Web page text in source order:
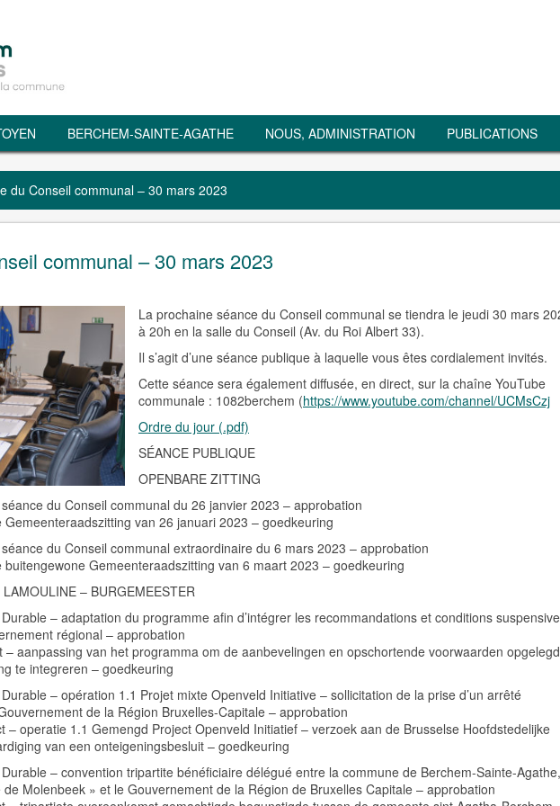
BERCHEM-SAINTE-AGATHE NOUS, ADMINISTRATION PUBLICATIONS
du Conseil communal – 30 mars 2023
communal – 30 mars 2023
La prochaine séance du Conseil communal se tiendra le jeudi 30 mars
à 20h en la salle du Conseil (Av. du Roi Albert 33).
Il s’agit d’une séance publique à laquelle vous êtes cordialement invités.
Cette séance sera également diffusée, en direct, sur la chaîne YouTube
communale : 1082berchem (https://www.youtube.com/channel/UCMsCzj
Ordre du jour (.pdf)
SÉANCE PUBLIQUE
OPENBARE ZITTING
du Conseil communal du 26 janvier 2023 – approbation
Gemeenteraadszitting van 26 januari 2023 – goedkeuring
du Conseil communal extraordinaire du 6 mars 2023 – approbation
buitengewone Gemeenteraadszitting van 6 maart 2023 – goedkeuring
– BURGEMEESTER
– adaptation du programme afin d’intégrer les recommandations et conditions
régional – approbation
– aanpassing van het programma om de aanbevelingen en opschortende voorwaarden opgelegd
te integreren – goedkeuring
– opération 1.1 Projet mixte Openveld Initiative – sollicitation de la prise d’un arrêté
de la Région Bruxelles-Capitale – approbation
– operatie 1.1 Gemengd Project Openveld Initiatief – verzoek aan de Brusselse Hoofdstedelijke
van een onteigeningsbesluit – goedkeuring
– convention tripartite bénéficiaire délégué entre la commune de Berchem-Sainte-Agathe,
de Molenbeek » et le Gouvernement de la Région de Bruxelles Capitale – approbation